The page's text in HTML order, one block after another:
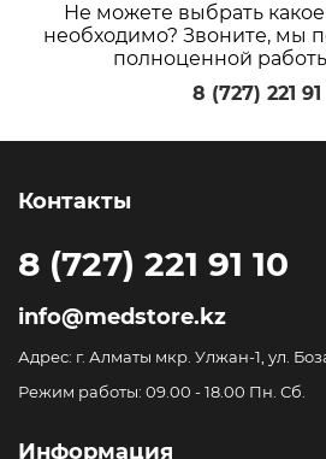
Не можете выбрать
необходимо? Звоните, мы
полноценной
8 (727) 221 91
Контакты
8 (727) 221 91 10
info@medstore.kz
Адрес: г. Алматы мкр. Улжан-1, ул.
Режим работы: 09.00 - 18.00 Пн. Сб.
Информация